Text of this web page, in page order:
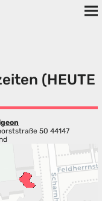
(HEUTE
50 44147